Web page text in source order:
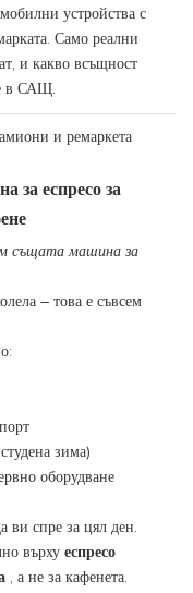
устройства с
Само реални
и какво всъщност
в САЩ.
за еспресо за
същата машина за
– това е съвсем
зима)
оборудване
ви спре за цял ден.
върху еспресо
, а не за кафенета.